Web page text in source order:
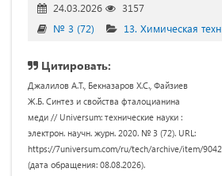
24.03.2026
3157
№ 3 (72)
13. Химическая
Цитировать:
Джалилов А.Т., Бекназаров Х.С., Файзиев
Ж.Б. Синтез и свойства фталоцианина
меди // Universum: технические науки :
электрон. научн. журн. 2020. № 3 (72). URL:
https://7universum.com/ru/tech/archive/item/9042
(дата обращения: 08.08.2026).